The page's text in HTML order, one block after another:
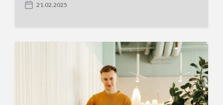
P
21.02.2025